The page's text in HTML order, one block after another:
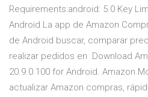
Requirements:android: 5.0 Key
Android La app de Amazon
de Android buscar, comparar
realizar pedidos en Download
20.9.0.100 for Android. Amazon
actualizar Amazon compras,